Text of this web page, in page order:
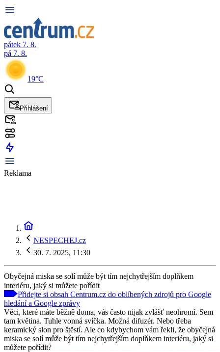
pátek 7. 8.
pá 7. 8.
19°C
Přihlášení
Reklama
NESPECHEJ.cz
30. 7. 2025, 11:30
Obyčejná miska se solí může být tím nejchytřejším doplňkem
interiéru, jaký si můžete pořídit
Přidejte si obsah Centrum.cz do oblíbených zdrojů pro Google
hledání a Google zprávy
Věci, které máte běžně doma, vás často nijak zvlášť neohromí. Sem
tam květina. Tuhle vonná svíčka. Možná difuzér. Nebo třeba
keramický slon pro štěstí. Ale co kdybychom vám řekli, že obyčejná
miska se solí může být tím nejchytřejším doplňkem interiéru, jaký si
můžete pořídit?